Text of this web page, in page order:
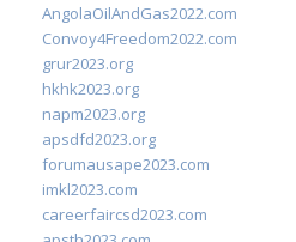
AngolaOilAndGas2022.com
Convoy4Freedom2022.com
grur2023.org
hkhk2023.org
napm2023.org
apsdfd2023.org
forumausape2023.com
imkl2023.com
careerfaircsd2023.com